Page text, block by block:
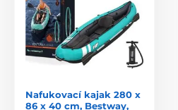
Nafukovací kajak 280 x
86 x 40 cm, Bestway,